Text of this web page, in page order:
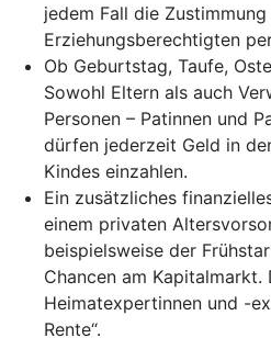
jedem Fall die
Erziehungsberechtigten
Ob Geburtstag, Taufe,
Sowohl Eltern als auch
Personen – Patinnen und
dürfen jederzeit Geld in
Kindes einzahlen.
Ein zusätzliches
einem privaten
beispielsweise der
Chancen am Kapitalmarkt.
Heimatexpertinnen und -
Rente“.